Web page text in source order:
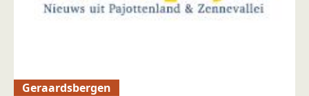
Geraardsbergen